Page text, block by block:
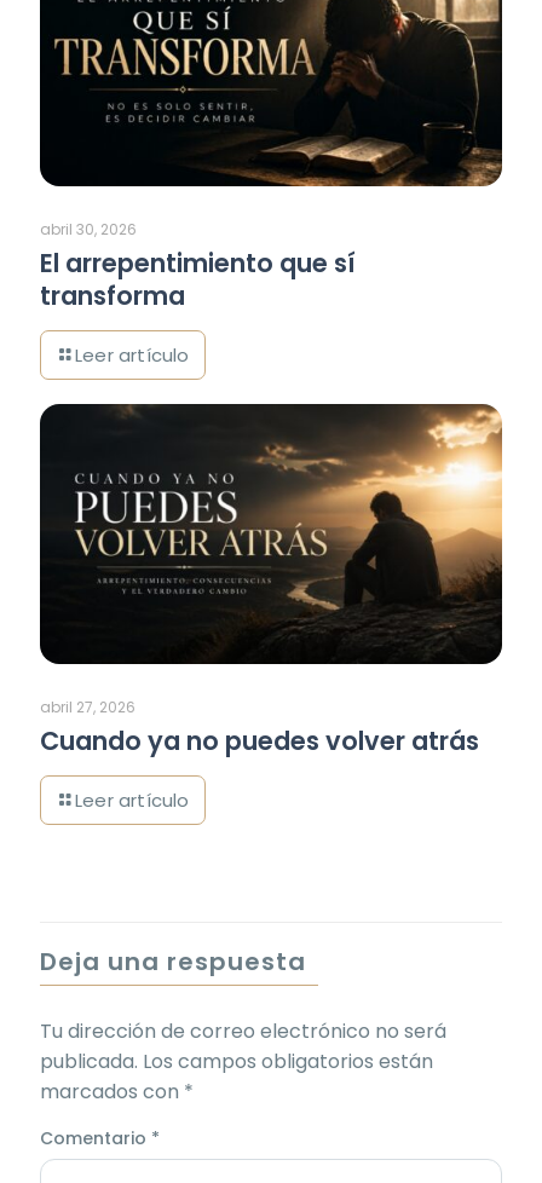
abril 30, 2026
El arrepentimiento que sí
transforma
abril 27, 2026
Cuando ya no puedes volver atrás
Deja una respuesta
Tu dirección de correo electrónico no será
publicada. Los campos obligatorios están
marcados con *
Comentario *